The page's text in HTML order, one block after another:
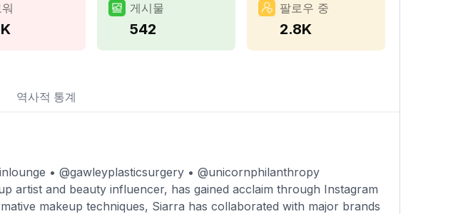
게시물
542
팔로우 중
2.8K
역사적 통계
• @gawleyplasticsurgery • @unicornphilanthropy
artist and beauty influencer, has gained acclaim through Instagram
makeup techniques, Siarra has collaborated with major brands